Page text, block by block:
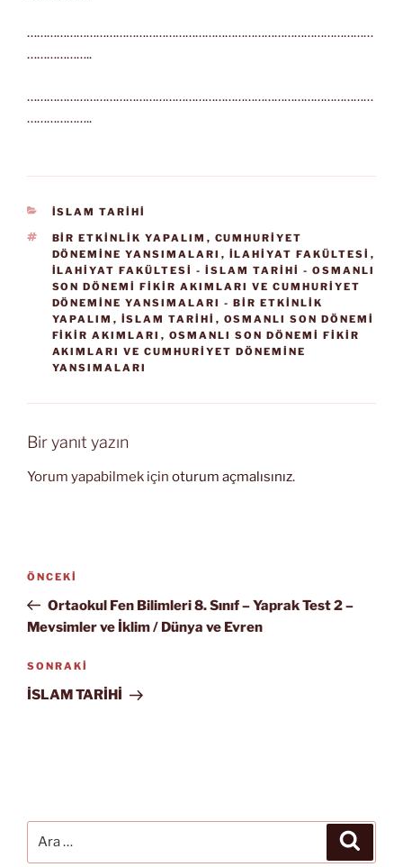
……………………………………………………………………………………………
………………..
……………………………………………………………………………………………
………………..
KATEGORILER
İSLAM TARİHİ
ETIKETLER
BIR ETKINLIK YAPALIM , CUMHURIYET
DÖNEMINE YANSIMALARI , İLAHIYAT FAKÜLTESI ,
İLAHIYAT FAKÜLTESI - İSLAM TARIHI - OSMANLI
SON DÖNEMI FIKIR AKIMLARI VE CUMHURIYET
DÖNEMINE YANSIMALARI - BIR ETKINLIK
YAPALIM , İSLAM TARIHI , OSMANLI SON DÖNEMI
FIKIR AKIMLARI , OSMANLI SON DÖNEMI FIKIR
AKIMLARI VE CUMHURIYET DÖNEMINE
YANSIMALARI
Bir yanıt yazın
Yorum yapabilmek için oturum açmalısınız.
Yazı
Önceki
Yazı
ÖNCEKI
Ortaokul Fen Bilimleri 8. Sınıf – Yaprak Test 2 –
Mevsimler ve İklim / Dünya ve Evren
Sonraki
Yazı
SONRAKI
İSLAM TARİHİ